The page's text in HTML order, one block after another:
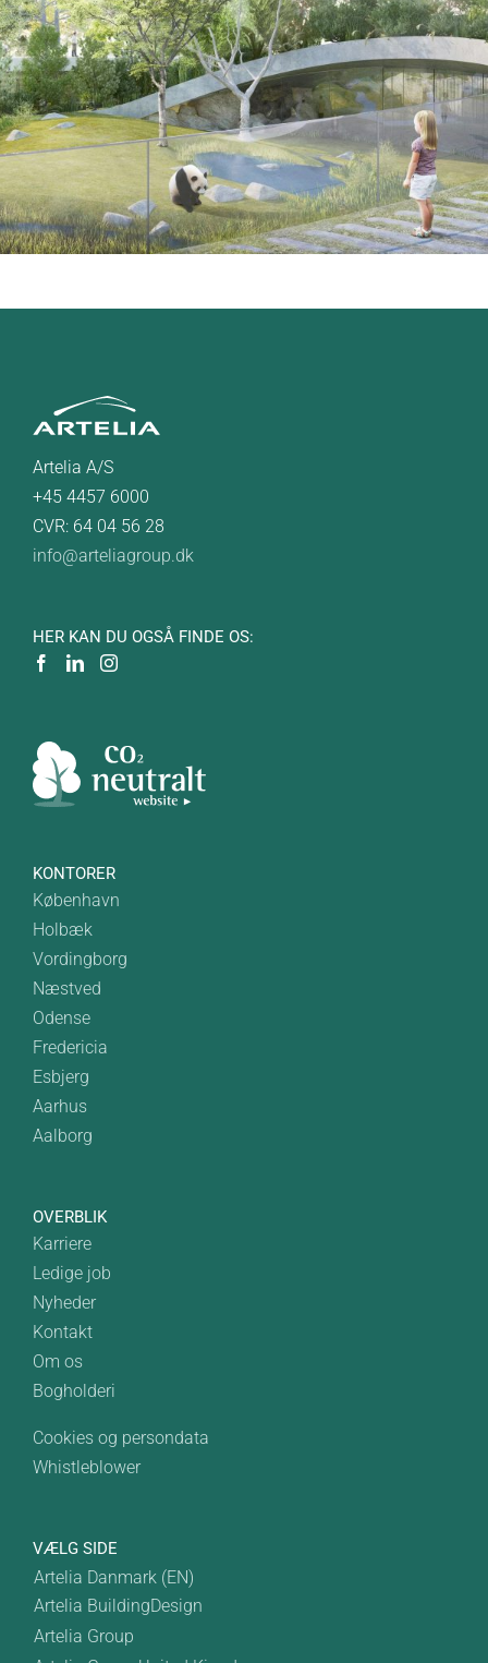
Artelia A/S
+45 4457 6000
CVR: 64 04 56 28
info@arteliagroup.dk
HER KAN DU OGSÅ FINDE OS:
KONTORER
København
Holbæk
Vordingborg
Næstved
Odense
Fredericia
Esbjerg
Aarhus
Aalborg
OVERBLIK
Karriere
Ledige job
Nyheder
Kontakt
Om os
Bogholderi
Cookies og persondata
Whistleblower
VÆLG SIDE
Artelia Danmark (EN)
Artelia BuildingDesign
Artelia Group